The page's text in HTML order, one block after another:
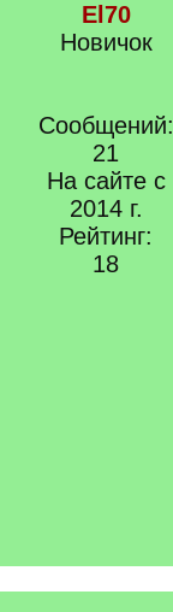
El70
Новичок
Сообщений:
21
На сайте с
2014 г.
Рейтинг:
18